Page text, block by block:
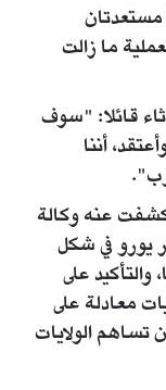
مستعدتان
ما زالت
قائلا: "سوف
أننا
كشفت عنه وكالة
الحلفاء بتقديم 70 مليار يورو في شكل
على
معادلة على
أن تساهم الولايات